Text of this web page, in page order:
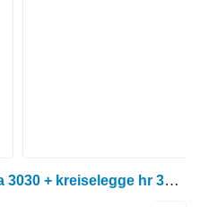
Kuhn drillkombination venta 3030 + kreiselegge hr 3030